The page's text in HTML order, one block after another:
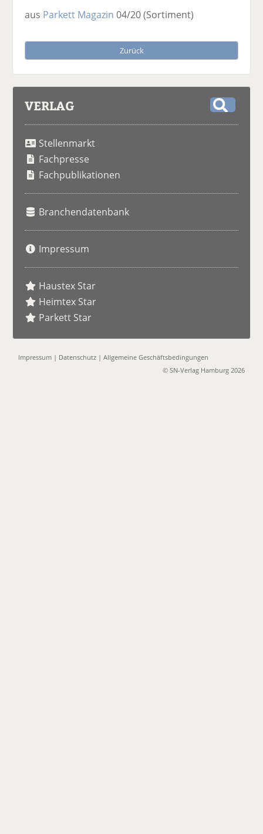
aus Parkett Magazin 04/20(Sortiment)
Zurück
VERLAG
Stellenmarkt
Fachpresse
Fachpublikationen
Branchendatenbank
Impressum
Haustex Star
Heimtex Star
Parkett Star
Impressum | Datenschutz |Allgemeine Geschäftsbedingungen
© SN-Verlag Hamburg 2026